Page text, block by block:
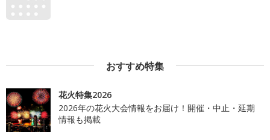
おすすめ特集
花火特集2026
2026年の花火大会情報をお届け！開催・中止・延期
情報も掲載